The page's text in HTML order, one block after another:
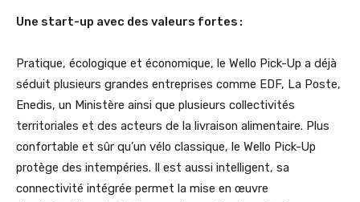
Une start-up avec des valeurs fortes :
Pratique, écologique et économique, le Wello Pick-Up a déjà
séduit plusieurs grandes entreprises comme EDF, La Poste,
Enedis, un Ministère ainsi que plusieurs collectivités
territoriales et des acteurs de la livraison alimentaire. Plus
confortable et sûr qu’un vélo classique, le Wello Pick-Up
protège des intempéries. Il est aussi intelligent, sa
connectivité intégrée permet la mise en œuvre